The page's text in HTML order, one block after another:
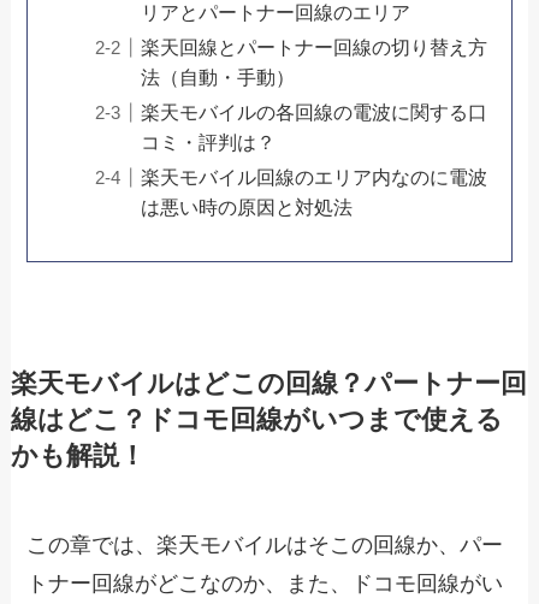
リアとパートナー回線のエリア
楽天回線とパートナー回線の切り替え方
法（自動・手動）
楽天モバイルの各回線の電波に関する口
コミ・評判は？
楽天モバイル回線のエリア内なのに電波
は悪い時の原因と対処法
楽天モバイルはどこの回線？パートナー回
線はどこ？ドコモ回線がいつまで使える
かも解説！
この章では、楽天モバイルはそこの回線か、パー
トナー回線がどこなのか、また、ドコモ回線がい